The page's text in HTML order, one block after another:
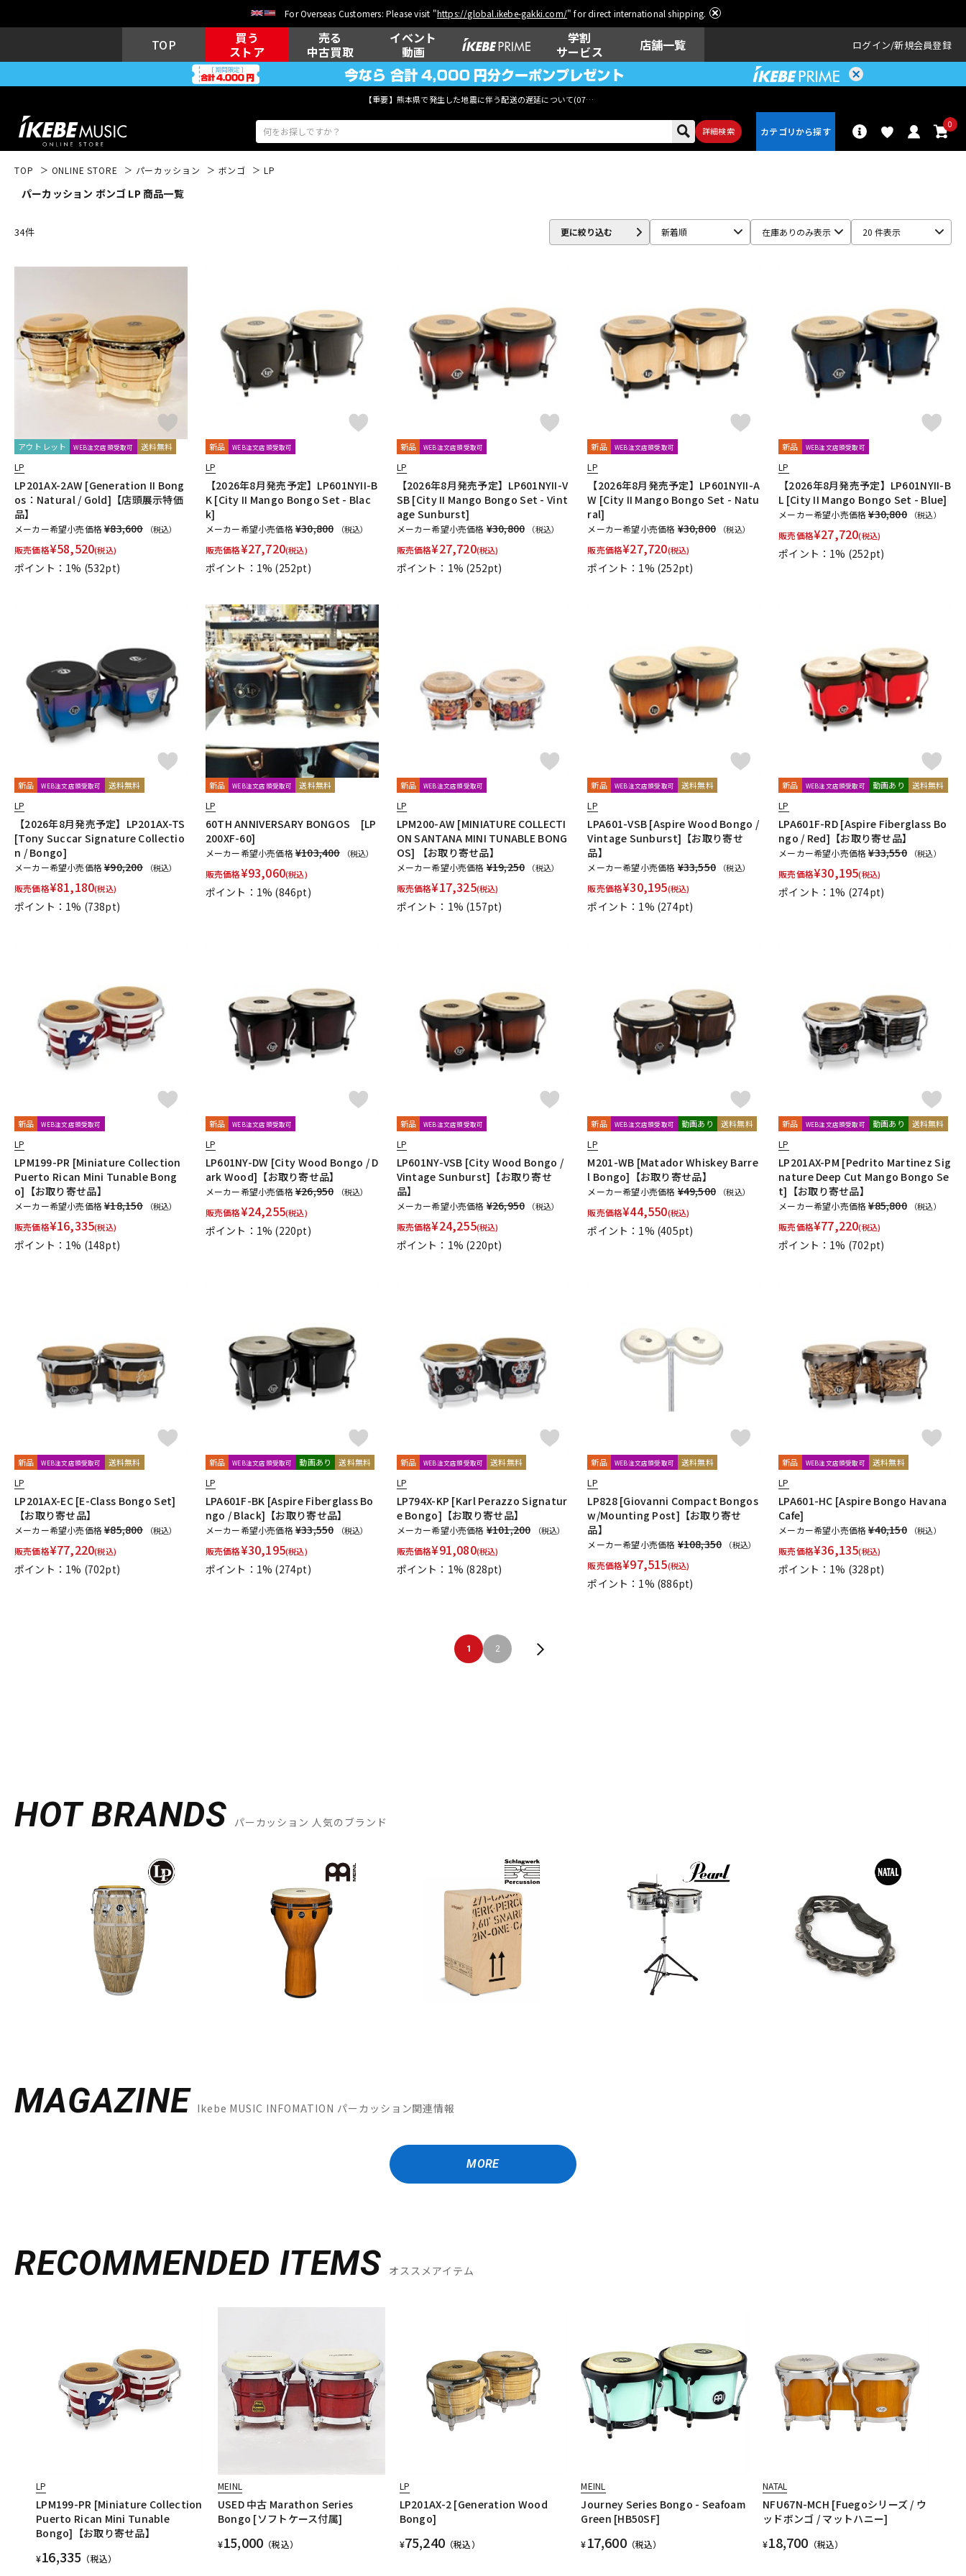
For Overseas Customers: Please visit "https://global.ikebe-gakki.com/" for direct international shipping.
TOP
買う
ストア
売る
中古買取
イベント
動画
学割
サービス
店舗一覧 ログイン 新規会員登録
【重要】熊本県で発生した地震に伴う配送の遅延について(07月29日
詳細検索
0
エレキギター
キーボード
DJ機器 DTM DTM オンラ
イン納品
レコーディン
グ機器
配信/ライブ
機器
楽器アクセサ
リ
中古 ヴィンテージ
TOP ONLINE STORE パーカッション ボンゴ LP
パーカッション ボンゴ LP 商品一覧
34件 更に絞り込む 新着順 在庫ありのみ表示 20 件表示
アウトレット WEB注文店頭受取可 送料無料
LP
LP201AX-2AW [Generation II Bong
os：Natural / Gold]【店頭展示特価
品】
メーカー希望小売価格¥83,600 （税込）
販売価格¥58,520(税込)
ポイント：1% (532pt)
新品 WEB注文店頭受取可
LP
【2026年8月発売予定】LP601NYII-B
K [City II Mango Bongo Set - Blac
k]
メーカー希望小売価格¥30,800 （税込）
販売価格¥27,720(税込)
ポイント：1% (252pt)
新品 WEB注文店頭受取可
LP
【2026年8月発売予定】LP601NYII-V
SB [City II Mango Bongo Set - Vint
age Sunburst]
メーカー希望小売価格 ¥30,800 （税込）
販売価格¥27,720(税込)
ポイント：1% (252pt)
新品 WEB注文店頭受取可
LP
【2026年8月発売予定】LP601NYII-A
W [City II Mango Bongo Set - Natu
ral]
メーカー希望小売価格 ¥30,800 （税込）
販売価格¥27,720(税込)
ポイント：1% (252pt)
新品 WEB注文店頭受取可
LP
【2026年8月発売予定】LP601NYII-B
L [City II Mango Bongo Set - Blue]
メーカー希望小売価格¥30,800 （税込）
販売価格¥27,720(税込)
ポイント：1% (252pt)
新品 WEB注文店頭受取可 送料無料
LP
【2026年8月発売予定】LP201AX-TS
[Tony Succar Signature Collectio
n / Bongo]
メーカー希望小売価格¥90,200 （税込）
販売価格¥81,180(税込)
ポイント：1% (738pt)
新品 WEB注文店頭受取可 送料無料
LP
60TH ANNIVERSARY BONGOS [LP
200XF-60]
メーカー希望小売価格¥103,400 （税込）
販売価格¥93,060(税込)
ポイント：1% (846pt)
新品 WEB注文店頭受取可
LP
LPM200-AW [MINIATURE COLLECTI
ON SANTANA MINI TUNABLE BONG
OS] 【お取り寄せ品】
メーカー希望小売価格 ¥19,250 （税込）
販売価格¥17,325(税込)
ポイント：1% (157pt)
新品 WEB注文店頭受取可 送料無料
LP
LPA601-VSB [Aspire Wood Bongo /
Vintage Sunburst]【お取り寄せ
品】
メーカー希望小売価格 ¥33,550 （税込）
販売価格¥30,195(税込)
ポイント：1% (274pt)
新品 WEB注文店頭受取可 動画あり 送料無料
LP
LPA601F-RD [Aspire Fiberglass Bo
ngo / Red]【お取り寄せ品】
メーカー希望小売価格¥33,550 （税込）
販売価格¥30,195(税込)
ポイント：1% (274pt)
新品 WEB注文店頭受取可
LP
LPM199-PR [Miniature Collection
Puerto Rican Mini Tunable Bong
o]【お取り寄せ品】
メーカー希望小売価格¥18,150 （税込）
販売価格¥16,335(税込)
ポイント：1% (148pt)
新品 WEB注文店頭受取可
LP
LP601NY-DW [City Wood Bongo / D
ark Wood]【お取り寄せ品】
メーカー希望小売価格¥26,950 （税込）
販売価格¥24,255(税込)
ポイント：1% (220pt)
新品 WEB注文店頭受取可
LP
LP601NY-VSB [City Wood Bongo /
Vintage Sunburst]【お取り寄せ
品】
メーカー希望小売価格 ¥26,950 （税込）
販売価格¥24,255(税込)
ポイント：1% (220pt)
新品 WEB注文店頭受取可 動画あり 送料無料
LP
M201-WB [Matador Whiskey Barre
l Bongo]【お取り寄せ品】
メーカー希望小売価格 ¥49,500 （税込）
販売価格¥44,550(税込)
ポイント：1% (405pt)
新品 WEB注文店頭受取可 動画あり 送料無料
LP
LP201AX-PM [Pedrito Martinez Sig
nature Deep Cut Mango Bongo Se
t]【お取り寄せ品】
メーカー希望小売価格¥85,800 （税込）
販売価格¥77,220(税込)
ポイント：1% (702pt)
新品 WEB注文店頭受取可 送料無料
LP
LP201AX-EC [E-Class Bongo Set]
【お取り寄せ品】
メーカー希望小売価格¥85,800 （税込）
販売価格¥77,220(税込)
ポイント：1% (702pt)
新品 WEB注文店頭受取可 動画あり 送料無料
LP
LPA601F-BK [Aspire Fiberglass Bo
ngo / Black]【お取り寄せ品】
メーカー希望小売価格¥33,550 （税込）
販売価格¥30,195(税込)
ポイント：1% (274pt)
新品 WEB注文店頭受取可 送料無料
LP
LP794X-KP [Karl Perazzo Signatur
e Bongo]【お取り寄せ品】
メーカー希望小売価格 ¥101,200 （税込）
販売価格¥91,080(税込)
ポイント：1% (828pt)
新品 WEB注文店頭受取可 送料無料
LP
LP828 [Giovanni Compact Bongos
w/Mounting Post]【お取り寄せ
品】
メーカー希望小売価格 ¥108,350 （税込）
販売価格¥97,515(税込)
ポイント：1% (886pt)
新品 WEB注文店頭受取可 送料無料
LP
LPA601-HC [Aspire Bongo Havana
Cafe]
メーカー希望小売価格¥40,150 （税込）
販売価格¥36,135(税込)
ポイント：1% (328pt)
1 2
HOT BRANDS パーカッション 人気のブランド
MAGAZINE Ikebe MUSIC INFOMATION パーカッション関連情報
MORE
RECOMMENDED ITEMS オススメアイテム
LP
LPM199-PR [Miniature Collection
Puerto Rican Mini Tunable
Bongo]【お取り寄せ品】
¥16,335 （税込）
MEINL
USED 中古 Marathon Series
Bongo [ソフトケース付属]
¥15,000 （税込）
LP
LP201AX-2 [Generation Wood
Bongo]
¥75,240 （税込）
MEINL
Journey Series Bongo - Seafoam
Green [HB50SF]
¥17,600（税込）
NATAL
NFU67N-MCH [Fuegoシリーズ / ウ
ッドボンゴ / マットハニー]
¥18,700 （税込）